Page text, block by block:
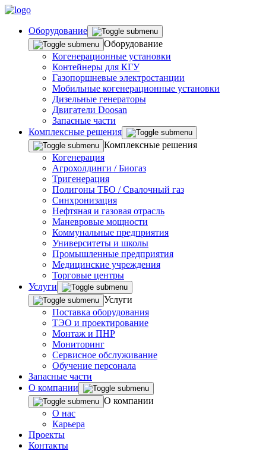
Оборудование
Оборудование
Когенерационные установки
Контейнеры для КГУ
Газопоршневые электростанции
Мобильные когенерационные установки
Дизельные генераторы
Двигатели Doosan
Запасные части
Комплексные решения
Комплексные решения
Когенерация
Агрохолдинги / Биогаз
Тригенерация
Полигоны ТБО / Свалочный газ
Синхронизация
Нефтяная и газовая отрасль
Маневровые мощности
Коммунальные предприятия
Университеты и школы
Промышленные предприятия
Медицинские учреждения
Торговые центры
Услуги
Услуги
Поставка оборудования
ТЭО и проектирование
Монтаж и ПНР
Мониторинг
Сервисное обслуживание
Обучение персонала
Запасные части
О компании
О компании
О нас
Карьера
Проекты
Контакты